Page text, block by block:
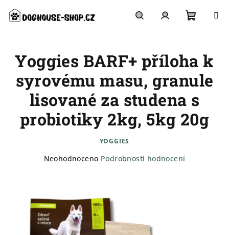
obsah
košík
Yoggies BARF+ příloha k
syrovému masu, granule
lisované za studena s
probiotiky 2kg, 5kg 20g
YOGGIES
Průměrné
0,0
z
5
hvězdiček.
Neohodnoceno Podrobnosti hodnocení